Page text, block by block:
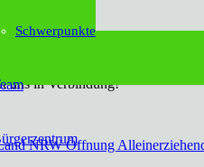
Schwerpunkte
uns in Verbindung!
NRW Öffnung